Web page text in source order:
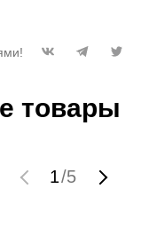
товары
1/5